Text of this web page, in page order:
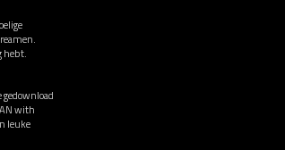
hebt.
with
leuke